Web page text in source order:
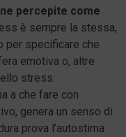
percepite come
è sempre la stessa,
per specificare che
emotiva o, altre
stress.
a che fare con
genera un senso di
prova l’autostima